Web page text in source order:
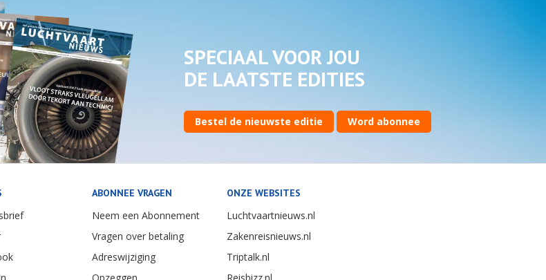
SPECIAAL VOOR JOU
DE LAATSTE EDITIES
Bestel de nieuwste editie Word abonnee
ABONNEE VRAGEN
Neem een Abonnement
Vragen over betaling
Adreswijziging
ONZE WEBSITES
Luchtvaartnieuws.nl
Zakenreisnieuws.nl
Triptalk.nl